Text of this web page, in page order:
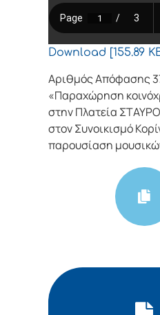
Download [155.89
Αριθμός Απόφασης
«Παραχώρηση
στην Πλατεία
στον Συνοικισμό
παρουσίαση